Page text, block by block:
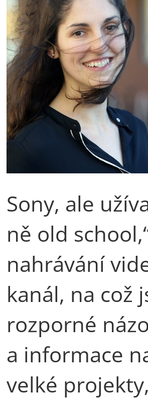
Sony, ale
ně old
nahrávání
kanál, na což
rozporné
a informace
velké